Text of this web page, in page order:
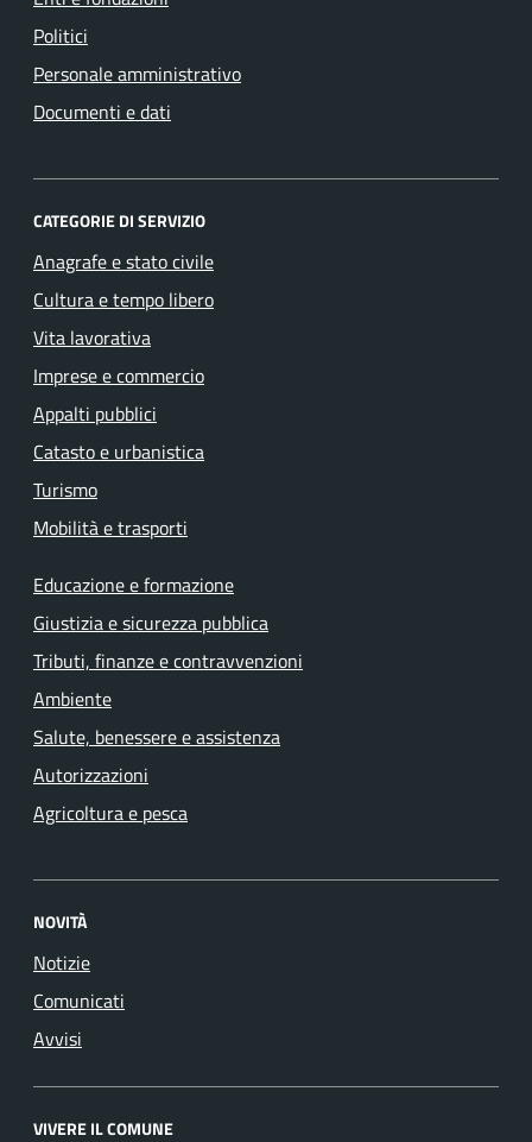
Politici
Personale amministrativo
Documenti e dati
CATEGORIE DI SERVIZIO
Anagrafe e stato civile
Cultura e tempo libero
Vita lavorativa
Imprese e commercio
Appalti pubblici
Catasto e urbanistica
Turismo
Mobilità e trasporti
Educazione e formazione
Giustizia e sicurezza pubblica
Tributi, finanze e contravvenzioni
Ambiente
Salute, benessere e assistenza
Autorizzazioni
Agricoltura e pesca
NOVITÀ
Notizie
Comunicati
Avvisi
VIVERE IL COMUNE